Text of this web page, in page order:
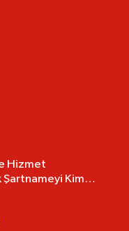
Hizmet
Şartnameyi Kim